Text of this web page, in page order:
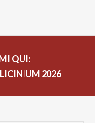
QUI:
LICINIUM 2026